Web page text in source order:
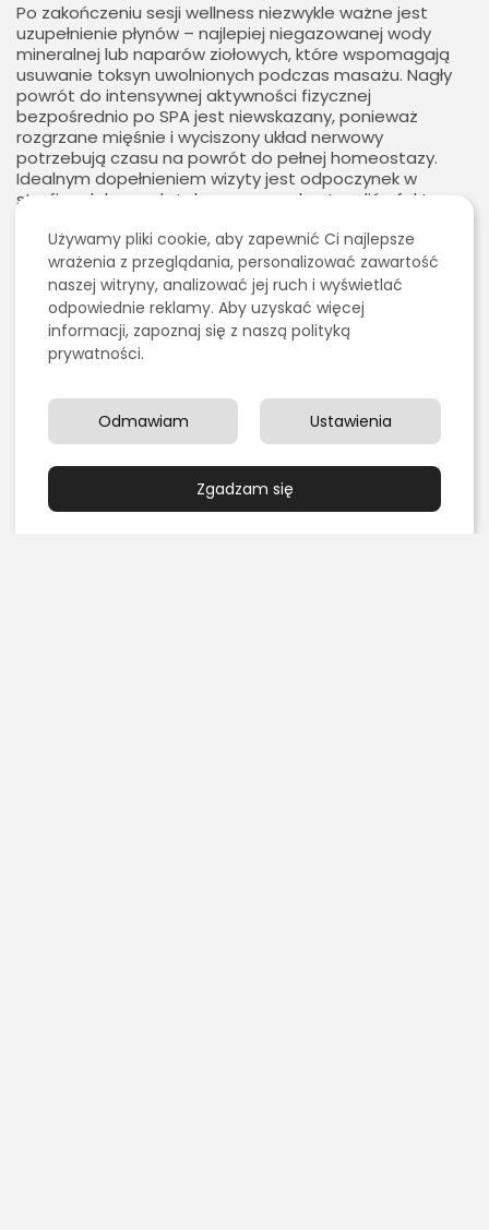
Treści umieszczone na stornie są chronione
prawem autorskim.
SZUKAJ
Po zakończeniu sesji wellness niezwykle ważne jest
uzupełnienie płynów – najlepiej niegazowanej wody
mineralnej lub naparów ziołowych, które wspomagają
usuwanie toksyn uwolnionych podczas masażu. Nagły
powrót do intensywnej aktywności fizycznej
bezpośrednio po SPA jest niewskazany, ponieważ
rozgrzane mięśnie i wyciszony układ nerwowy
potrzebują czasu na powrót do pełnej homeostazy.
Idealnym dopełnieniem wizyty jest odpoczynek w
strefie relaksu na leżaku, co pozwala utrwalić efekty
POPRZEDNI ARTYKUŁ
Stokado liderem
nowoczesnego self
storage w Polsce –
poznaj...
NASTĘPNY ARTYKUŁ
Ból pleców - jak
odróżnić różne rodzaje
bólu i...
Używamy pliki cookie, aby zapewnić Ci najlepsze
wrażenia z przeglądania, personalizować zawartość
naszej witryny, analizować jej ruch i wyświetlać
odpowiednie reklamy. Aby uzyskać więcej
informacji, zapoznaj się z naszą polityką
prywatności.
Zgadzam się
Ustawienia
Odmawiam